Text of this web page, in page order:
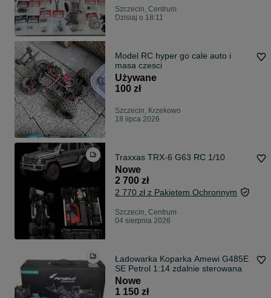
Szczecin, Centrum
Dzisiaj o 18:11
Model RC hyper go cale auto i
masa czesci
Używane
100 zł
Szczecin, Krzekowo
18 lipca 2026
Traxxas TRX-6 G63 RC 1/10
Nowe
2 700 zł
2 770 zł z Pakietem Ochronnym
Szczecin, Centrum
04 sierpnia 2026
Ładowarka Koparka Amewi G485E
SE Petrol 1:14 zdalnie sterowana
Nowe
1 150 zł